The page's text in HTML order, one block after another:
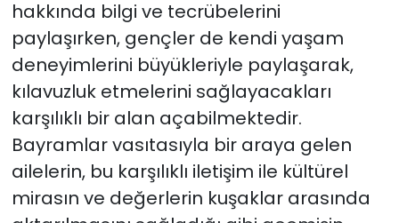
hakkında bilgi ve tecrübelerini
paylaşırken, gençler de kendi yaşam
deneyimlerini büyükleriyle paylaşarak,
kılavuzluk etmelerini sağlayacakları
karşılıklı bir alan açabilmektedir.
Bayramlar vasıtasıyla bir araya gelen
ailelerin, bu karşılıklı iletişim ile kültürel
mirasın ve değerlerin kuşaklar arasında